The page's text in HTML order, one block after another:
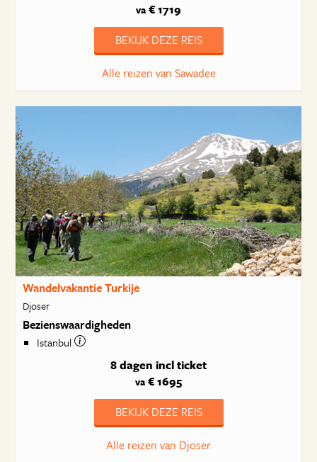
va € 1719
BEKIJK DEZE REIS
Alle reizen van Sawadee
Wandelvakantie Turkije
Djoser
Bezienswaardigheden
Istanbul
8 dagen incl ticket
va € 1695
BEKIJK DEZE REIS
Alle reizen van Djoser